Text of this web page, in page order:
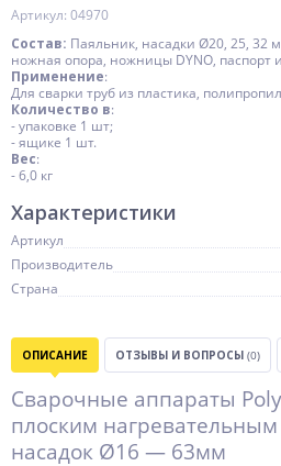
Артикул: 04970
Состав: Паяльник, насадки Ø20, 25, 32
ножная опора, ножницы DYNO, паспорт
Применение:
Для сварки труб из пластика,
Количество в:
- упаковке 1 шт;
- ящике 1 шт.
Вес:
- 6,0 кг
Характеристики
Артикул
Производитель
Страна
ОПИСАНИЕ ОТЗЫВЫ И ВОПРОСЫ (0)
Сварочные аппараты
плоским
насадок Ø16 ― 63мм